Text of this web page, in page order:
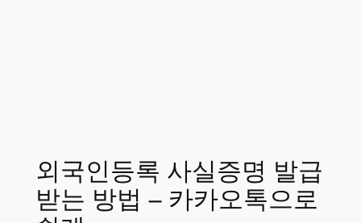
외국인등록 사실증명 발급
받는 방법 – 카카오톡으로